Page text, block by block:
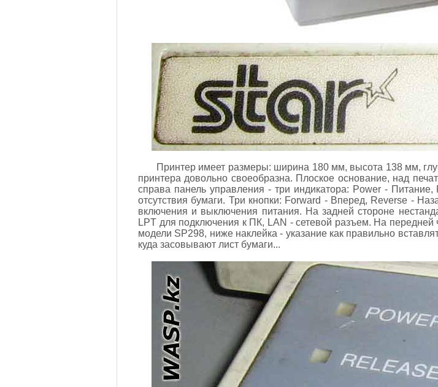
Принтер имеет размеры: ширина 180 мм, высота 138 мм,
принтера довольно своеобразна. Плоское основание, над
справа панель управления - три индикатора: Power -
отсутствия бумаги. Три кнопки: Forward - Вперед, Reverse -
включения и выключения питания. На задней стороне
LPT для подключения к ПК, LAN - сетевой разъем. На передней
модели SP298, ниже наклейка - указание как правильно
куда засовывают лист бумаги...